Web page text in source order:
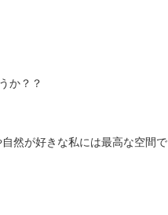
か？？
然が好きな私には最高な空間で